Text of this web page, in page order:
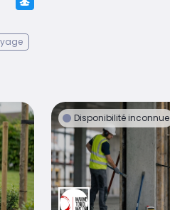
Disponibilité inconnue